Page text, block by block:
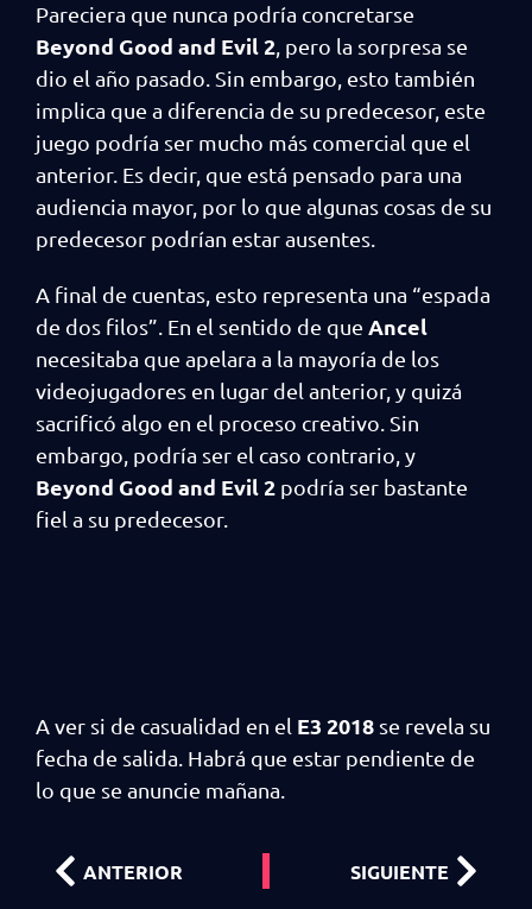
Pareciera que nunca podría concretarse
Beyond Good and Evil 2, pero la sorpresa se
dio el año pasado. Sin embargo, esto también
implica que a diferencia de su predecesor, este
juego podría ser mucho más comercial que el
anterior. Es decir, que está pensado para una
audiencia mayor, por lo que algunas cosas de su
predecesor podrían estar ausentes.
A final de cuentas, esto representa una “espada
de dos filos”. En el sentido de que Ancel
necesitaba que apelara a la mayoría de los
videojugadores en lugar del anterior, y quizá
sacrificó algo en el proceso creativo. Sin
embargo, podría ser el caso contrario, y
Beyond Good and Evil 2 podría ser bastante
fiel a su predecesor.
A ver si de casualidad en el E3 2018 se revela su
fecha de salida. Habrá que estar pendiente de
lo que se anuncie mañana.
ANTERIOR SIGUIENTE